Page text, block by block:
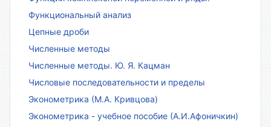
Функциональный анализ
Цепные дроби
Численные методы
Численные методы. Ю. Я. Кацман
Числовые последовательности и пределы
Эконометрика (М.А. Кривцова)
Эконометрика - учебное пособие (А.И.Афоничкин)